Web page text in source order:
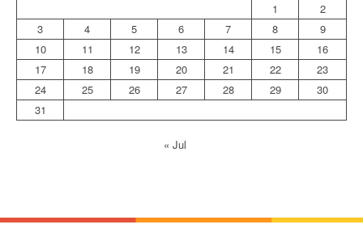
1
2
3
4 5 6 7 8
9
10
11 12 13 14 15
16
17
18 19 20 21 22
23
24
25 26 27 28 29
30
31
« Jul